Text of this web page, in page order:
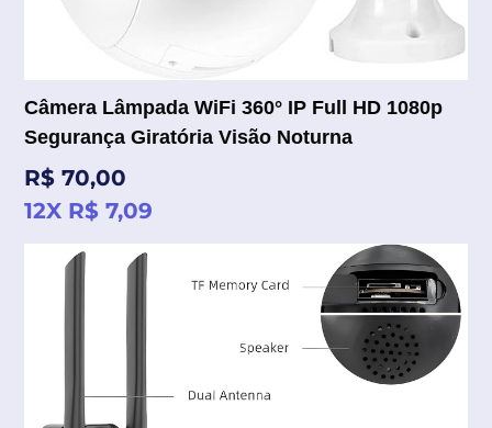
Câmera Lâmpada WiFi 360° IP Full HD 1080p
Segurança Giratória Visão Noturna
Preço
normal
R$ 70,00
12X R$ 7,09